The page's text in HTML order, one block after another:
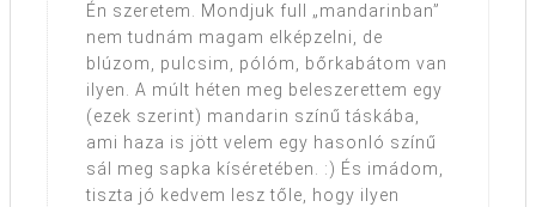
Én szeretem. Mondjuk full „mandarinban”
nem tudnám magam elképzelni, de
blúzom, pulcsim, pólóm, bőrkabátom van
ilyen. A múlt héten meg beleszerettem egy
(ezek szerint) mandarin színű táskába,
ami haza is jött velem egy hasonló színű
sál meg sapka kíséretében. :) És imádom,
tiszta jó kedvem lesz tőle, hogy ilyen